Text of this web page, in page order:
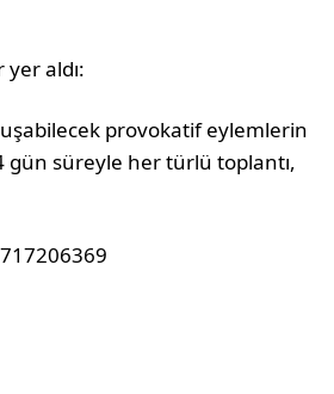
aldı:
provokatif eylemlerin
gün süreyle her türlü toplantı,